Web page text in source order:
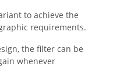
to achieve the
requirements.
the filter can be
whenever